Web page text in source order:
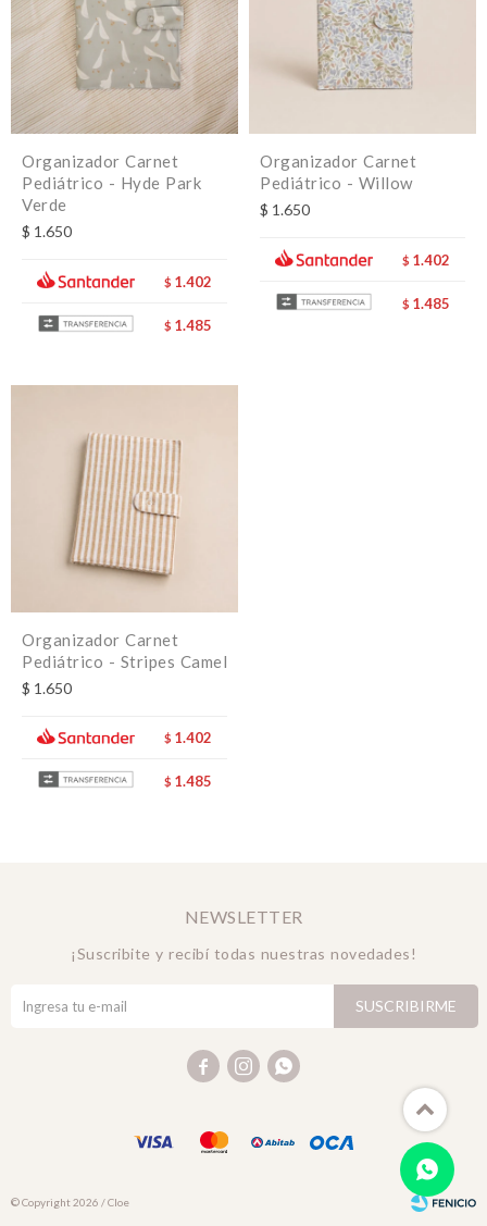
Organizador Carnet
Pediátrico - Hyde Park
Verde
$ 1.650
$ 1.402
$ 1.485
Organizador Carnet
Pediátrico - Willow
$ 1.650
$ 1.402
$ 1.485
Organizador Carnet
Pediátrico - Stripes Camel
$ 1.650
$ 1.402
$ 1.485
NEWSLETTER
¡Suscribite y recibí todas nuestras novedades!
SUSCRIBIRME
  
© Copyright 2026 / Cloe